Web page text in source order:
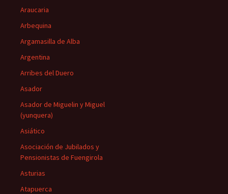
Araucaria
Arbequina
Argamasilla de Alba
Argentina
Arribes del Duero
Asador
Asador de Miguelin y Miguel
(yunquera)
Asiático
Asociación de Jubilados y
Pensionistas de Fuengirola
Asturias
Atapuerca